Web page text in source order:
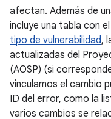
afectan. Además de
incluye una tabla con
tipo de vulnerabilidad,
actualizadas del
(AOSP) (si
vinculamos el cambio
ID del error, como la
varios cambios se